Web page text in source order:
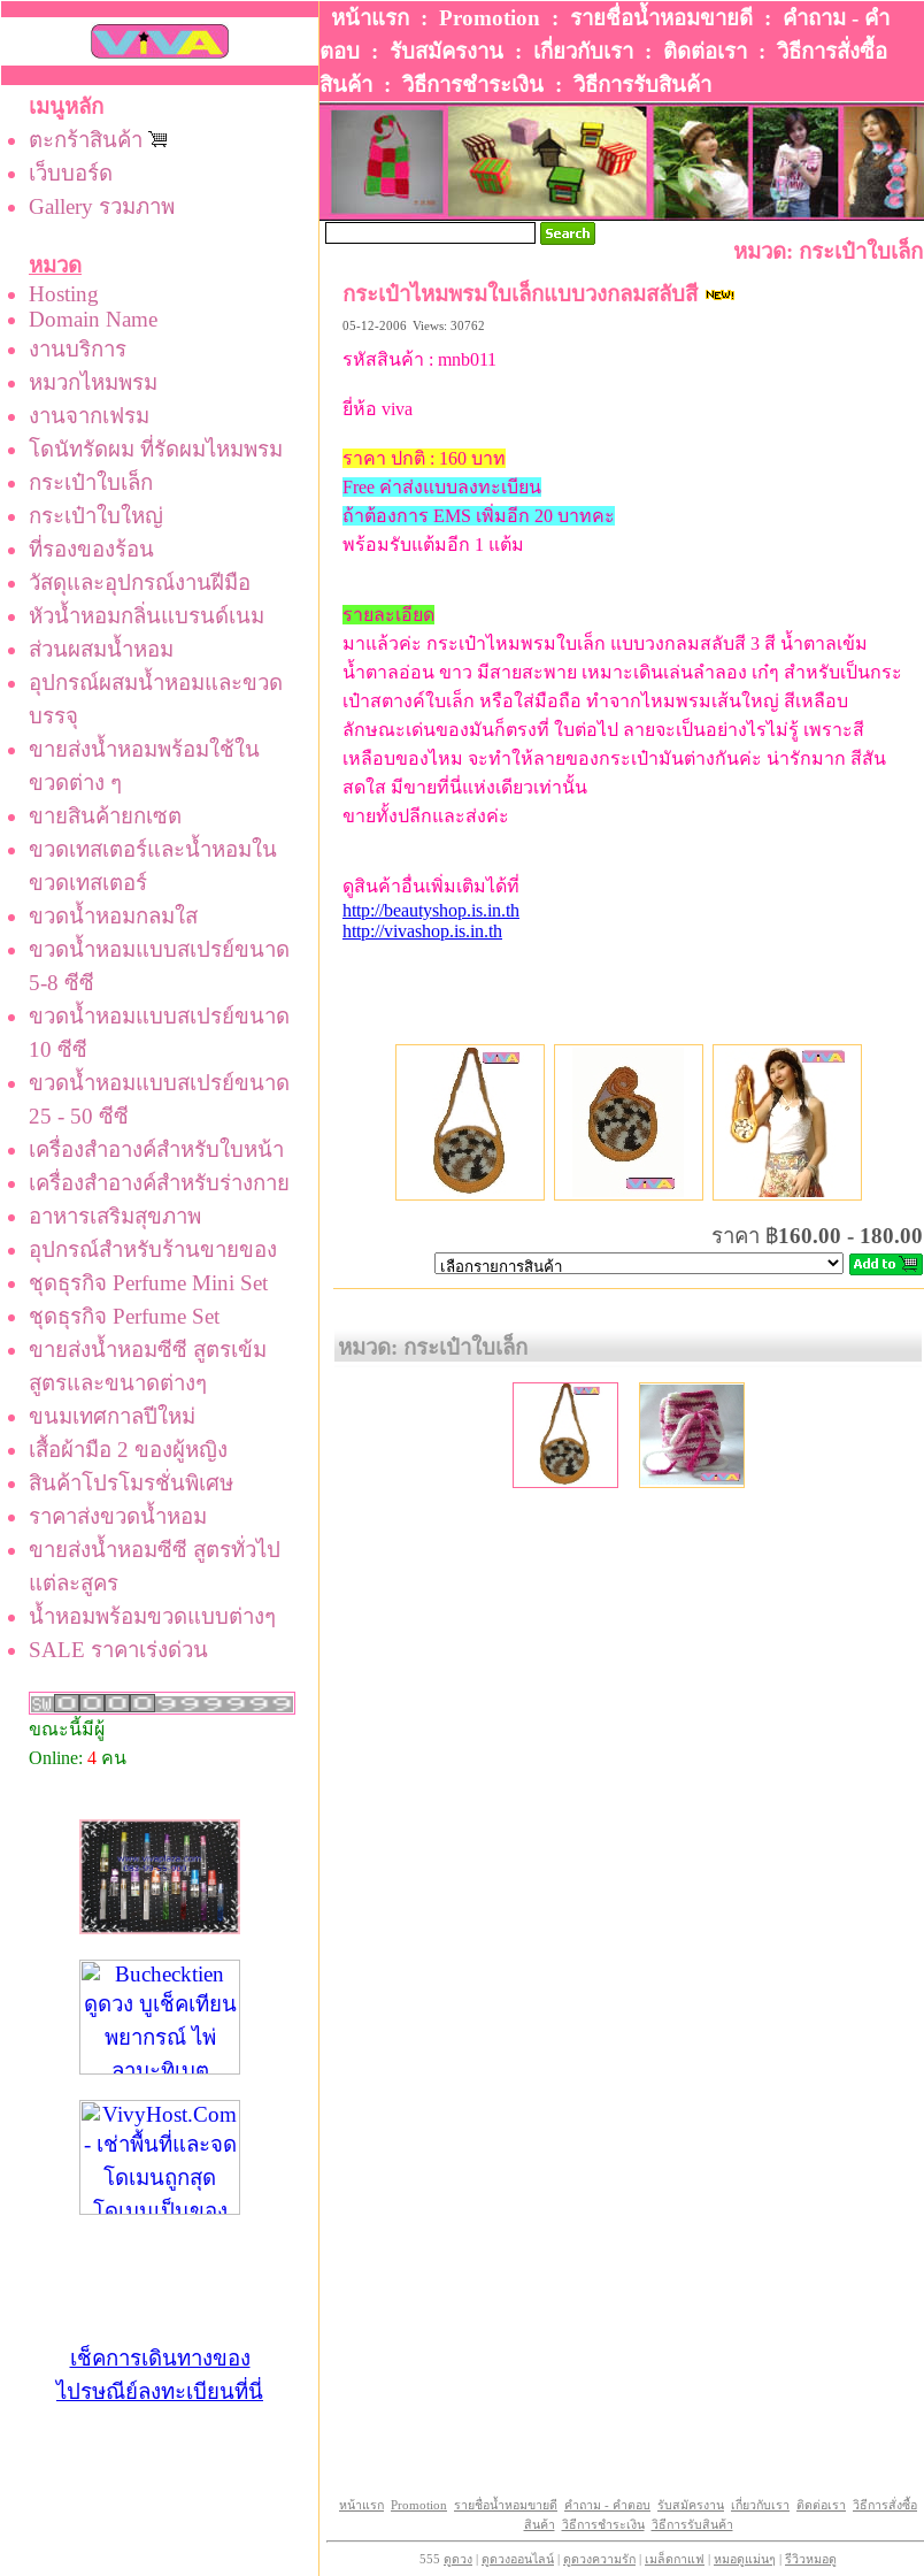
เมนูหลัก
ตะกร้าสินค้า
เว็บบอร์ด
Gallery รวมภาพ
หมวด
Hosting
Domain Name
งานบริการ
หมวกไหมพรม
งานจากเฟรม
โดนัทรัดผม ที่รัดผมไหมพรม
กระเป๋าใบเล็ก
กระเป๋าใบใหญ่
ที่รองของร้อน
วัสดุและอุปกรณ์งานฝีมือ
หัวน้ำหอมกลิ่นแบรนด์เนม
ส่วนผสมน้ำหอม
อุปกรณ์ผสมน้ำหอมและขวด
บรรจุ
ขายส่งน้ำหอมพร้อมใช้ใน
ขวดต่าง ๆ
ขายสินค้ายกเซต
ขวดเทสเตอร์และน้ำหอมใน
ขวดเทสเตอร์
ขวดน้ำหอมกลมใส
ขวดน้ำหอมแบบสเปรย์ขนาด
5-8 ซีซี
ขวดน้ำหอมแบบสเปรย์ขนาด
10 ซีซี
ขวดน้ำหอมแบบสเปรย์ขนาด
25 - 50 ซีซี
เครื่องสำอางค์สำหรับใบหน้า
เครื่องสำอางค์สำหรับร่างกาย
อาหารเสริมสุขภาพ
อุปกรณ์สำหรับร้านขายของ
ชุดธุรกิจ Perfume Mini Set
ชุดธุรกิจ Perfume Set
ขายส่งน้ำหอมซีซี สูตรเข้ม
สูตรและขนาดต่างๆ
ขนมเทศกาลปีใหม่
เสื้อผ้ามือ 2 ของผู้หญิง
สินค้าโปรโมรชั่นพิเศษ
ราคาส่งขวดน้ำหอม
ขายส่งน้ำหอมซีซี สูตรทั่วไป
แต่ละสูคร
น้ำหอมพร้อมขวดแบบต่างๆ
SALE ราคาเร่งด่วน
ขณะนี้มีผู้
Online: 4 คน
เช็คการเดินทางของ
ไปรษณีย์ลงทะเบียนที่นี่
หน้าแรก : Promotion : รายชื่อน้ำหอมขายดี : คำถาม - คำ
ตอบ : รับสมัครงาน : เกี่ยวกับเรา : ติดต่อเรา :วิธีการสั่งซื้อ
สินค้า :วิธีการชําระเงิน :วิธีการรับสินค้า
หมวด: กระเป๋าใบเล็ก
กระเป๋าไหมพรมใบเล็กแบบวงกลมสลับสี
05-12-2006 Views: 30762
รหัสสินค้า : mnb011
ยี่ห้อ viva
ราคา ปกติ : 160 บาท
Free ค่าส่งแบบลงทะเบียน
ถ้าต้องการ EMS เพิ่มอีก 20 บาทคะ
พร้อมรับแต้มอีก 1 แต้ม
รายละเอียด
มาแล้วค่ะ กระเป๋าไหมพรมใบเล็ก แบบวงกลมสลับสี 3 สี น้ำตาลเข้ม
น้ำตาลอ่อน ขาว มีสายสะพาย เหมาะเดินเล่นลำลอง เก๋ๆ สำหรับเป็นกระ
เป๋าสตางค์ใบเล็ก หรือใส่มือถือ ทำจากไหมพรมเส้นใหญ่ สีเหลือบ
ลักษณะเด่นของมันก็ตรงที่ ใบต่อไป ลายจะเป็นอย่างไรไม่รู้ เพราะสี
เหลือบของไหม จะทำให้ลายของกระเป๋ามันต่างกันค่ะ น่ารักมาก สีสัน
สดใส มีขายที่นี่แห่งเดียวเท่านั้น
ขายทั้งปลีกและส่งค่ะ
ดูสินค้าอื่นเพิ่มเติมได้ที่
http://beautyshop.is.in.th
http://vivashop.is.in.th
ราคา ฿160.00 - 180.00
หมวด: กระเป๋าใบเล็ก
หน้าแรก Promotion รายชื่อน้ำหอมขายดี คำถาม - คำตอบ รับสมัครงาน เกี่ยวกับเรา ติดต่อเรา
วิธีการสั่งซื้อ
สินค้า
วิธีการชําระเงิน วิธีการรับสินค้า
555 ดูดวง ดูดวงออนไลน์ ดูดวงความรัก เมล็ดกาแฟ หมอดูแม่นๆ รีวิวหมอดู